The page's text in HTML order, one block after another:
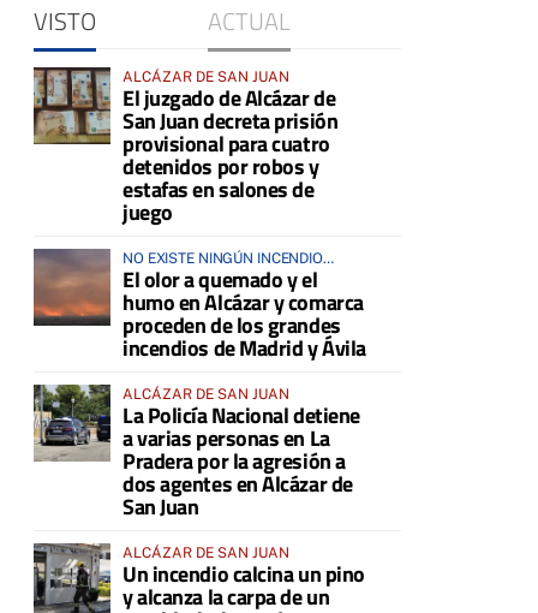
VISTO ACTUAL
ALCÁZAR DE SAN JUAN
El juzgado de Alcázar de
San Juan decreta prisión
provisional para cuatro
detenidos por robos y
estafas en salones de
juego
NO EXISTE NINGÚN INCENDIO
ACTIVO EN LA COMARCA
El olor a quemado y el
humo en Alcázar y comarca
proceden de los grandes
incendios de Madrid y Ávila
ALCÁZAR DE SAN JUAN
La Policía Nacional detiene
a varias personas en La
Pradera por la agresión a
dos agentes en Alcázar de
San Juan
ALCÁZAR DE SAN JUAN
Un incendio calcina un pino
y alcanza la carpa de un